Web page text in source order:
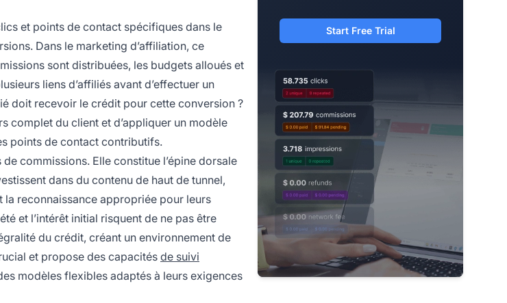
et points de contact spécifiques dans le
Dans le marketing d’affiliation, ce
sont distribuées, les budgets alloués et
liens d’affiliés avant d’effectuer un
doit recevoir le crédit pour cette conversion ?
complet du client et d’appliquer un modèle
points de contact contributifs.
commissions. Elle constitue l’épine dorsale
dans du contenu de haut de tunnel,
reconnaissance appropriée pour leurs
et l’intérêt initial risquent de ne pas être
du crédit, créant un environnement de
et propose des capacités de suivi
modèles flexibles adaptés à leurs exigences
Start Free Trial